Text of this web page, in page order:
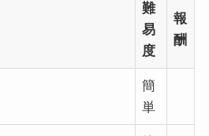
難
易
度
報
酬
簡
単